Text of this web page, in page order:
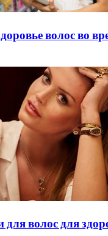
волос во
волос для